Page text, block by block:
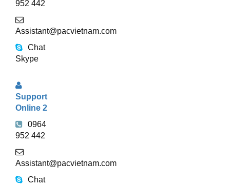
952 442
Assistant@pacvietnam.com
Chat
Skype
Support
Online 2
0964
952 442
Assistant@pacvietnam.com
Chat